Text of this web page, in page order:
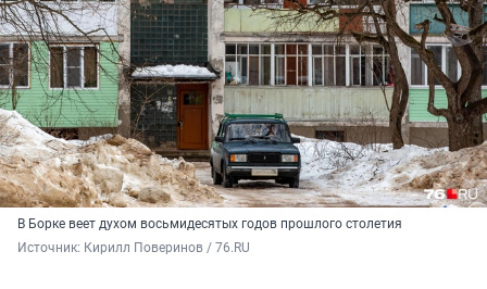
В Борке веет духом восьмидесятых годов прошлого столетия
Источник: Кирилл Поверинов / 76.RU